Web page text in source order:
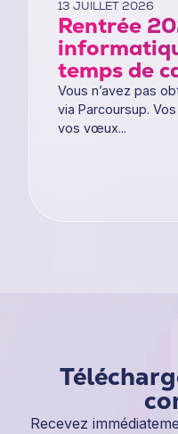
13 JUILLET 2026
Rentrée
temps de
Vous n’avez pas
via Parcoursup.
vos vœux...
Recevez